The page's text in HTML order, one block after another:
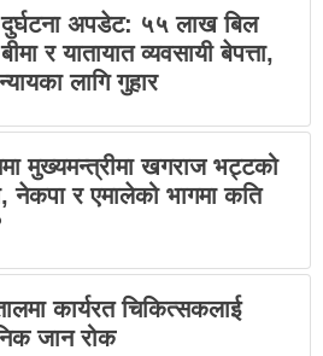
दुर्घटना अपडेट: ५५ लाख बिल
र यातायात व्यवसायी बेपत्ता,
लागि गुहार
मुख्यमन्त्रीमा खगराज भट्टको
नेकपा र एमालेको भागमा कति
कार्यरत चिकित्सकलाई
जान रोक